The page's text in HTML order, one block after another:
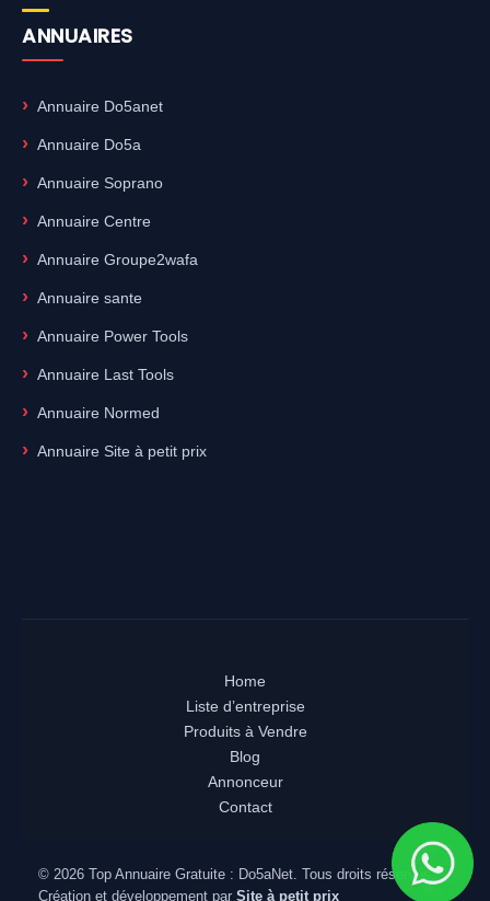
ANNUAIRES
Annuaire Do5anet
Annuaire Do5a
Annuaire Soprano
Annuaire Centre
Annuaire Groupe2wafa
Annuaire sante
Annuaire Power Tools
Annuaire Last Tools
Annuaire Normed
Annuaire Site à petit prix
Home
Liste d’entreprise
Produits à Vendre
Blog
Annonceur
Contact
© 2026 Top Annuaire Gratuite : Do5aNet. Tous droits réservés.
Création et développement par Site à petit prix